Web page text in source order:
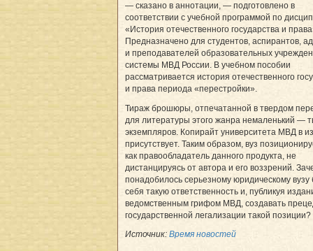
— сказано в аннотации, — подготовлено в
соответствии с учебной программой по
«История отечественного государства и
Предназначено для студентов, аспирантов,
и преподавателей образовательных
системы МВД России. В учебном пособии
рассматривается история отечественного
и права периода «перестройки».
Тираж брошюры, отпечатанной в твердом
для литературы этого жанра немаленький —
экземпляров. Копирайт университета МВД в
присутствует. Таким образом, вуз
как правообладатель данного продукта, не
дистанцируясь от автора и его воззрений.
понадобилось серьезному юридическому вузу
себя такую ответственность и, публикуя
ведомственным грифом МВД, создавать
государственной легализации такой позиции?
Источник: Время новостей